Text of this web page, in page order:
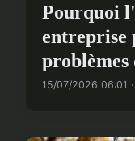
Pourquoi
entreprise
15/07/2026 06:01